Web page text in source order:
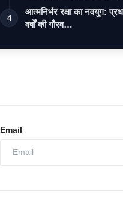
4
आत्मनिर्भर रक्षा का नवयुग:
वर्षों की गौरव…
Email